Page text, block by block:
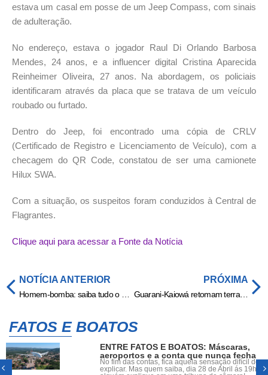
estava um casal em posse de um Jeep Compass, com sinais
de adulteração.
No endereço, estava o jogador Raul Di Orlando Barbosa
Mendes, 24 anos, e a influencer digital Cristina Aparecida
Reinheimer Oliveira, 27 anos. Na abordagem, os policiais
identificaram através da placa que se tratava de um veículo
roubado ou furtado.
Dentro do Jeep, foi encontrado uma cópia de CRLV
(Certificado de Registro e Licenciamento de Veículo), com a
checagem do QR Code, constatou de ser uma camionete
Hilux SWA.
Com a situação, os suspeitos foram conduzidos à Central de
Flagrantes.
Clique aqui para acessar a Fonte da Notícia
NOTÍCIA ANTERIOR PRÓXIMA
Guarani-Kaiowá retomam terra ancestral após acordo de R$ 27,8 milhões
FATOS E BOATOS
ENTRE FATOS E BOATOS: Máscaras,
aeroportos e a conta que nunca fecha
No fim das contas, fica aquela sensação difícil de
explicar. Mas quem saiba, dia 28 de Abril ás 19h,